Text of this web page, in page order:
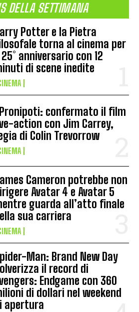
DELLA SETTIMANA
Potter e la Pietra
torna al cinema per
anniversario con 12
di scene inedite
I Pronipoti: confermato il film
action con Jim Carrey,
di Colin Trevorrow
Cameron potrebbe non
Avatar 4 e Avatar 5
guarda all’atto finale
sua carriera
Man: Brand New Day
il record di
Endgame con 360
di dollari nel weekend
apertura